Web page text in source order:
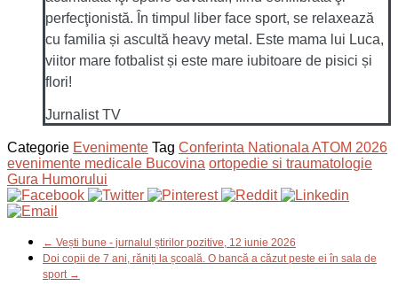
perfecţionistă. În timpul liber face sport, se relaxează
cu familia și ascultă heavy metal. Este mama lui Luca,
viitor mare fotbalist și este mare iubitoare de pisici și
flori!
Jurnalist TV
Categorie Evenimente Tag Conferinta Nationala ATOM 2026
evenimente medicale Bucovina ortopedie si traumatologie
Gura Humorului
← Vești bune - jurnalul știrilor pozitive, 12 iunie 2026
Doi copii de 7 ani, răniți la școală. O bancă a căzut peste ei în sala de
sport →